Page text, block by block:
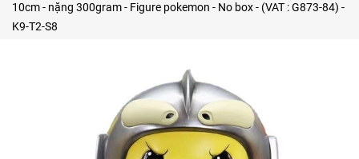
10cm - nặng 300gram - Figure pokemon - No box - (VAT : G873-84) -
K9-T2-S8